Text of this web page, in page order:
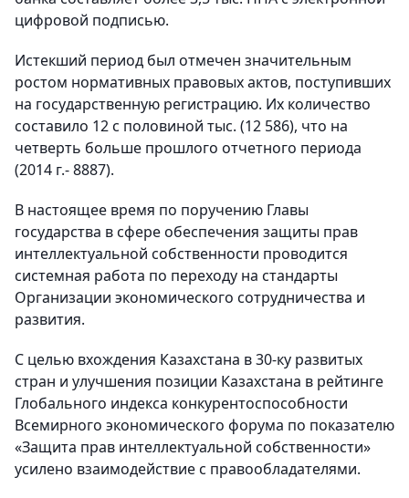
цифровой подписью.
Истекший период был отмечен значительным
ростом нормативных правовых актов, поступивших
на государственную регистрацию. Их количество
составило 12 с половиной тыс. (12 586), что на
четверть больше прошлого отчетного периода
(2014 г.- 8887).
В настоящее время по поручению Главы
государства в сфере обеспечения защиты прав
интеллектуальной собственности проводится
системная работа по переходу на стандарты
Организации экономического сотрудничества и
развития.
С целью вхождения Казахстана в 30-ку развитых
стран и улучшения позиции Казахстана в рейтинге
Глобального индекса конкурентоспособности
Всемирного экономического форума по показателю
«Защита прав интеллектуальной собственности»
усилено взаимодействие с правообладателями.